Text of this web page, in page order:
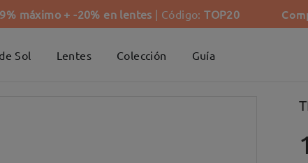
máximo + -20% en lentes | Código:TOP20
Sol Lentes Colección Guía